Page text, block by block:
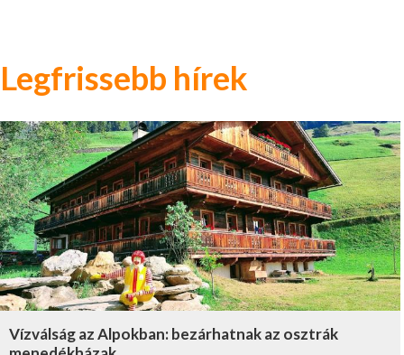
Legfrissebb hírek
Vízválság az Alpokban: bezárhatnak az osztrák